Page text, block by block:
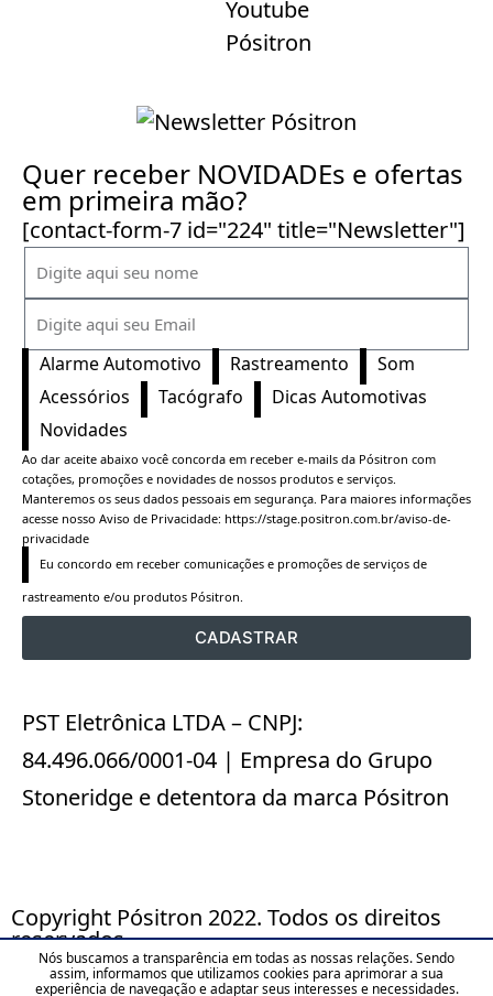
Quer receber NOVIDADEs e ofertas
em primeira mão?
[contact-form-7 id="224" title="Newsletter"]
Alarme Automotivo Rastreamento
Som
Acessórios
Tacógrafo
Dicas Automotivas
Novidades
Ao dar aceite abaixo você concorda em receber e-mails da Pósitron com
cotações, promoções e novidades de nossos produtos e serviços.
Manteremos os seus dados pessoais em segurança. Para maiores informações
acesse nosso Aviso de Privacidade: https://stage.positron.com.br/aviso-de-
privacidade
Eu concordo em receber comunicações e promoções de serviços de
rastreamento e/ou produtos Pósitron.
CADASTRAR
PST Eletrônica LTDA – CNPJ:
84.496.066/0001-04 | Empresa do Grupo
Stoneridge e detentora da marca Pósitron
Copyright Pósitron 2022. Todos os direitos
reservados.
Aviso de Privacidade
Nós buscamos a transparência em todas as nossas relações. Sendo
assim, informamos que utilizamos cookies para aprimorar a sua
experiência de navegação e adaptar seus interesses e necessidades.